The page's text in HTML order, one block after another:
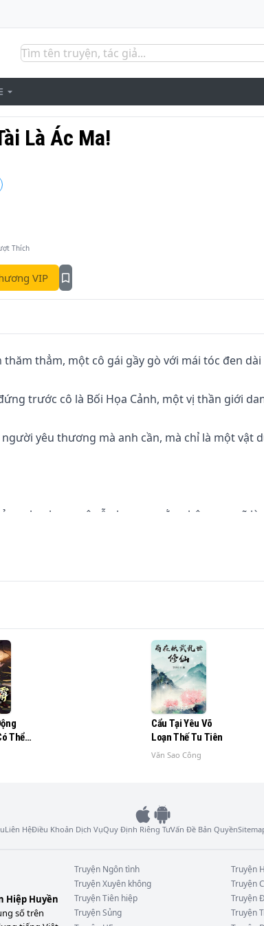
Là Ác Ma!
Thích
VIP
thẳm, một cô gái gầy gò với mái tóc đen dài
trước cô là Bối Họa Cảnh, một vị thần giới
yêu thương mà anh cần, mà chỉ là một vật
anh, nhưng cô vẫn hy vọng rằng hôm nay sẽ là
mắc vì sao anh lại đối xử như vậy với cô, nhưng
phận của nhiều ác ma, và chơi với tình yêu giả
như "Em Là Ước Muốn Cả Đời Anh" hoặc "Hắc
Thể
Cẩu Tại Yêu Võ
Loạn Thế Tu Tiên
Văn Sao Công
Liên HệĐiều Khoản Dịch VụQuy Định Riêng TưVấn Đề Bản Quyền
Hiệp Huyền
số trên
Truyện Ngôn tình Truyện
TruyệnXuyên không Truyện
TruyệnTiên hiệp Truyện
TruyệnSủng Truyện